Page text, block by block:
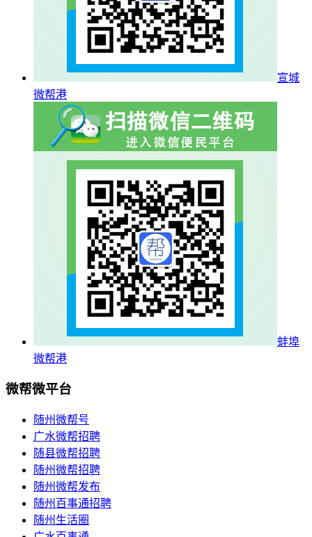
宣城
微帮港
蚌埠
微帮港
微帮微平台
随州微帮号
广水微帮招聘
随县微帮招聘
随州微帮招聘
随州微帮发布
随州百事通招聘
随州生活圈